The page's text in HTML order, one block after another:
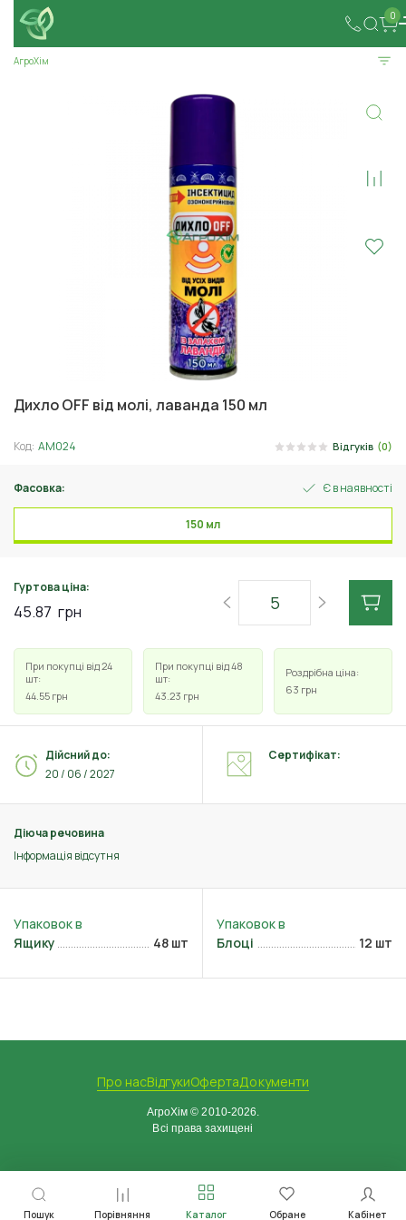
0
Пошук Порівняння Каталог Обране Кабінет
АгроХім
Дихло OFF від молі, лаванда 150 мл
Код: АМ024 Відгуків (0)
Фасовка: Є в наявності
150 мл
Гуртова ціна:
45.87 грн
При покупці від 24
шт:
44.55 грн
При покупці від 48
шт:
43.23 грн
Роздрібна ціна:
63 грн
Діюча речовина
Інформація відсутня
Дійсний до:
20 / 06 / 2027
Сертифікат:
Ящику 48 шт Блоці 12 шт
Про насВідгукиОфертаДокументи
АгроХім © 2010-2026.
Всі права захищені